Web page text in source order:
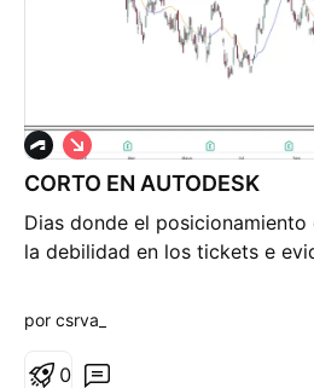
CORTO EN AUTODESK
Dias donde el
la debilidad en los tickets e
C
o
r
o
por csrva_
0